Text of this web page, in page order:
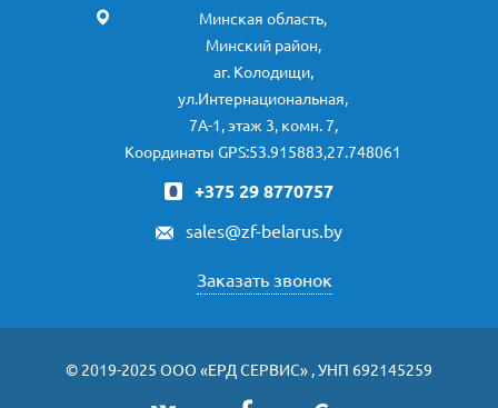
Минская область,
Минский район,
аг. Колодищи,
ул.Интернациональная,
7А-1, этаж 3, комн. 7,
Координаты GPS:53.915883,27.748061
+375 29 8770757
sales@zf-belarus.by
Заказать звонок
© 2019-2025 ООО «ЕРД СЕРВИС» , УНП 692145259